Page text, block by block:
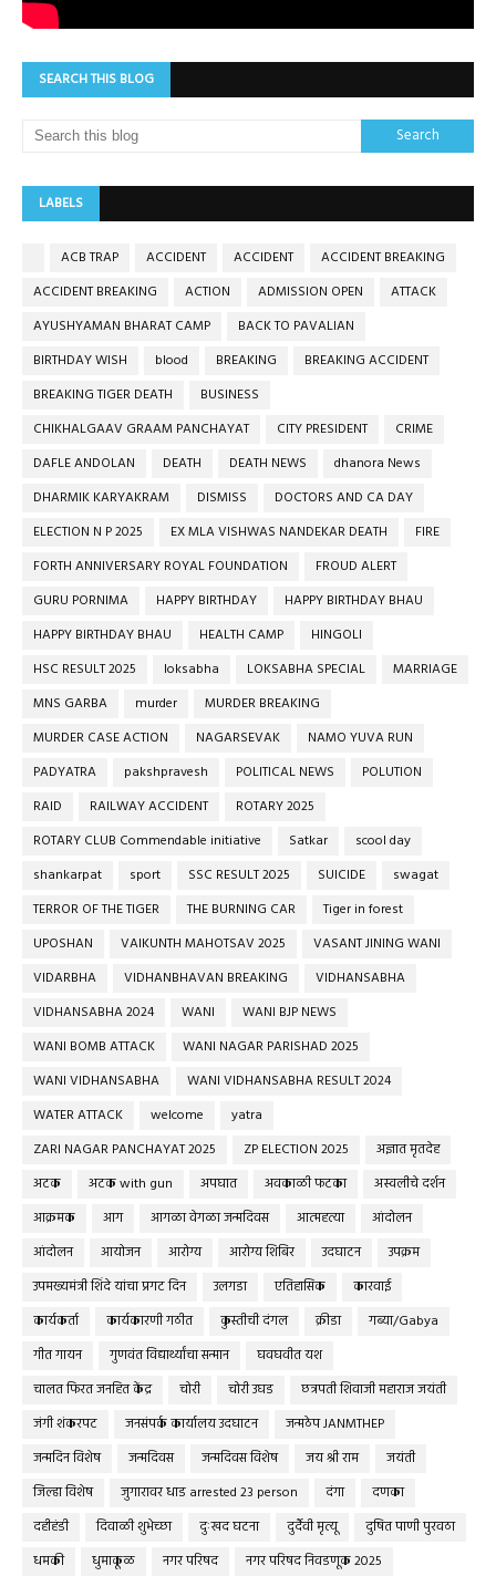
SEARCH THIS BLOG
LABELS
ACB TRAP ACCIDENT ACCIDENT
ACCIDENT BREAKING
ACCIDENT BREAKING
ACTION ADMISSION OPEN
ATTACK
AYUSHYAMAN BHARAT CAMP
BACK TO PAVALIAN
BIRTHDAY WISH
blood BREAKING
BREAKING ACCIDENT
BREAKING TIGER DEATH
BUSINESS
CHIKHALGAAV GRAAM PANCHAYAT
CITY PRESIDENT
CRIME
DAFLE ANDOLAN
DEATH DEATH NEWS
dhanora News
DHARMIK KARYAKRAM
DISMISS
DOCTORS AND CA DAY
ELECTION N P 2025
EX MLA VISHWAS NANDEKAR DEATH
FIRE
FORTH ANNIVERSARY ROYAL FOUNDATION
FROUD ALERT
GURU PORNIMA
HAPPY BIRTHDAY
HAPPY BIRTHDAY BHAU
HAPPY BIRTHDAY BHAU
HEALTH CAMP
HINGOLI
HSC RESULT 2025
loksabha LOKSABHA SPECIAL
MARRIAGE
MNS GARBA
murder
MURDER BREAKING
MURDER CASE ACTION
NAGARSEVAK
NAMO YUVA RUN
PADYATRA
pakshpravesh POLITICAL NEWS
POLUTION
RAID
RAILWAY ACCIDENT
ROTARY 2025
ROTARY CLUB Commendable initiative
Satkar
scool day
shankarpat
sport SSC RESULT 2025 SUICIDE
swagat
TERROR OF THE TIGER
THE BURNING CAR
Tiger in forest
UPOSHAN
VAIKUNTH MAHOTSAV 2025
VASANT JINING WANI
VIDARBHA
VIDHANBHAVAN BREAKING
VIDHANSABHA
VIDHANSABHA 2024
WANI
WANI BJP NEWS
WANI BOMB ATTACK
WANI NAGAR PARISHAD 2025
WANI VIDHANSABHA
WANI VIDHANSABHA RESULT 2024
WATER ATTACK
welcome
yatra
ZARI NAGAR PANCHAYAT 2025
ZP ELECTION 2025
अज्ञात मृतदेह
अटक
अटक with gun अपघात अवकाळी फटका
अस्वलीचे दर्शन
आक्रमक
आग आगळा वेगळा जन्मदिवस आत्महत्या
आंदोलन
आंदोलन
आयोजन आरोग्य आरोग्य शिबिर उदघाटन
उपक्रम
उपमख्यमंत्री शिंदे यांचा प्रगट दिन
उलगडा एतिहासिक
कारवाई
कार्यकर्ता
कार्यकारणी गठीत कुस्तीची दंगल क्रीडा
गब्या/Gabya
गीत गायन
गुणवंत विद्यार्थ्यांचा सन्मान
घवघवीत यश
चालत फिरत जनहित केंद्र
चोरी चोरी उघड
छत्रपती शिवाजी महाराज जयंती
जंगी शंकरपट
जनसंपर्क कार्यालय उदघाटन
जन्मठेप JANMTHEP
जन्मदिन विशेष
जन्मदिवस जन्मदिवस विशेष जय श्री राम
जयंती
जिल्हा विशेष
जुगारावर धाड arrested 23 person दंगा
दणका
दहीहंडी
दिवाळी शुभेच्छा दुःखद घटना दुर्दैवी मृत्यू
दुषित पाणी पुरवठा
धमकी
धुमाकूळ नगर परिषद
नगर परिषद निवडणूक 2025